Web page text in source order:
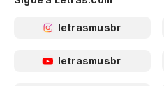
letrasmusbr
letrasmusbr